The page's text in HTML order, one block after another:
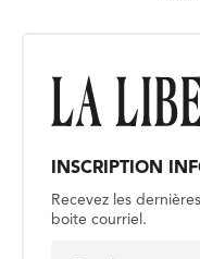
INSCRIPTION
Recevez les
boite courriel.